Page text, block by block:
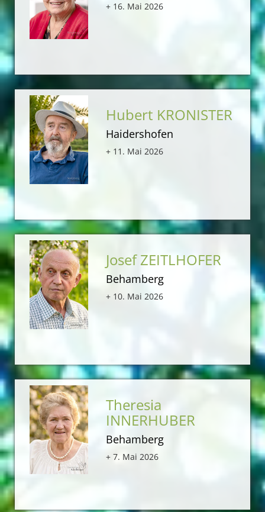
+ 16. Mai 2026
Hubert KRONISTER
Haidershofen
+ 11. Mai 2026
Josef ZEITLHOFER
Behamberg
+ 10. Mai 2026
Theresia
INNERHUBER
Behamberg
+ 7. Mai 2026